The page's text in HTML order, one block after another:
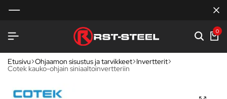
0
Etusivu Ohjaamon sisustus ja tarvikkeet Invertterit
Cotek kauko-ohjain siniaaltoinvertteriin